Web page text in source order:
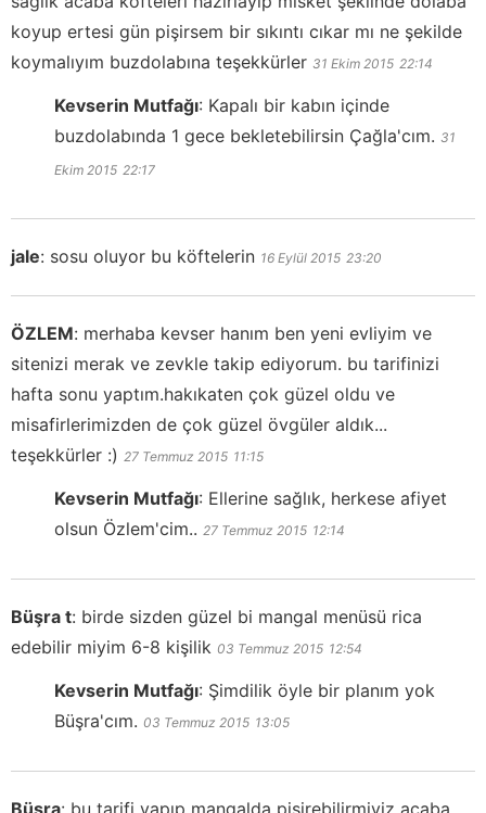
koyup ertesi gün pişirsem bir sıkıntı cıkar mı ne şekilde
koymalıyım buzdolabına teşekkürler 31 Ekim 2015 22:14
Kevserin Mutfağı: Kapalı bir kabın içinde
buzdolabında 1 gece bekletebilirsin Çağla'cım. 31
Ekim 2015 22:17
jale: sosu oluyor bu köftelerin 16 Eylül 2015 23:20
ÖZLEM: merhaba kevser hanım ben yeni evliyim ve
sitenizi merak ve zevkle takip ediyorum. bu tarifinizi
hafta sonu yaptım.hakıkaten çok güzel oldu ve
misafirlerimizden de çok güzel övgüler aldık...
teşekkürler :) 27 Temmuz 2015 11:15
Kevserin Mutfağı: Ellerine sağlık, herkese afiyet
olsun Özlem'cim.. 27 Temmuz 2015 12:14
Büşra t: birde sizden güzel bi mangal menüsü rica
edebilir miyim 6-8 kişilik 03 Temmuz 2015 12:54
Kevserin Mutfağı: Şimdilik öyle bir planım yok
Büşra'cım. 03 Temmuz 2015 13:05